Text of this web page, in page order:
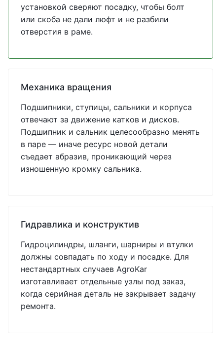
установкой сверяют посадку, чтобы болт
или скоба не дали люфт и не разбили
отверстия в раме.
Механика вращения
Подшипники, ступицы, сальники и корпуса
отвечают за движение катков и дисков.
Подшипник и сальник целесообразно менять
в паре — иначе ресурс новой детали
съедает абразив, проникающий через
изношенную кромку сальника.
Гидравлика и конструктив
Гидроцилиндры, шланги, шарниры и втулки
должны совпадать по ходу и посадке. Для
нестандартных случаев AgroKar
изготавливает отдельные узлы под заказ,
когда серийная деталь не закрывает задачу
ремонта.